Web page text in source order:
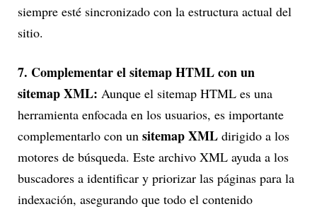
siempre esté sincronizado con la estructura actual del
sitio.
7. Complementar el sitemap HTML con un
sitemap XML: Aunque el sitemap HTML es una
herramienta enfocada en los usuarios, es importante
complementarlo con un sitemap XML dirigido a los
motores de búsqueda. Este archivo XML ayuda a los
buscadores a identificar y priorizar las páginas para la
indexación, asegurando que todo el contenido